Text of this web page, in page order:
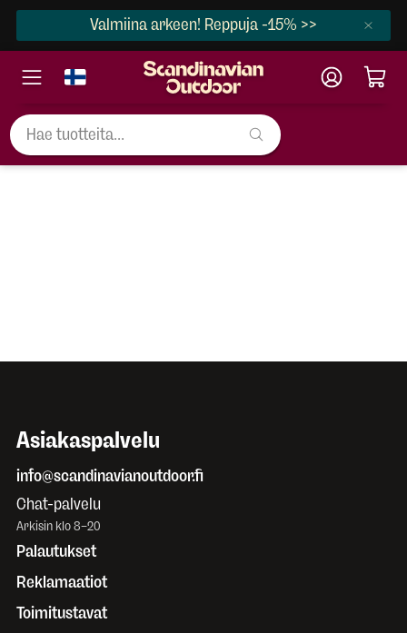
Valmiina arkeen! Reppuja -15% >>
Asiakaspalvelu
info@scandinavianoutdoor.fi
Chat-palvelu
Arkisin klo 8–20
Palautukset
Reklamaatiot
Toimitustavat